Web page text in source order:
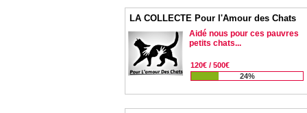
LA COLLECTE Pour l'Amour des Chats
‌Aidé nous pour ces pauvres
petits chats...
120€ / 500€
24%